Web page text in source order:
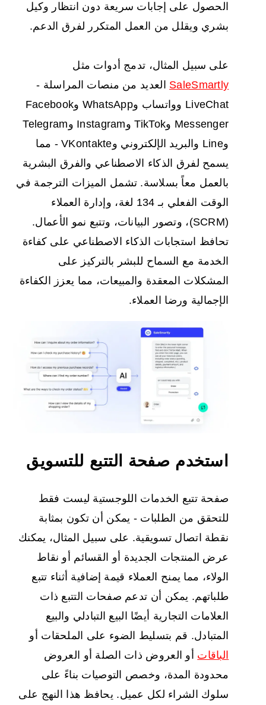
الحصول على إجابات سريعة دون انتظار وكيل
بشري ويقلل من العمل المتكرر لفرق الدعم.
على سبيل المثال، تدمج أدوات مثل
SaleSmartly العديد من منصات المراسلة -
LiveChat وواتساب وWhatsApp وFacebook
Messenger وTikTok وInstagram وTelegram
وLine والبريد الإلكتروني وVKontakte - مما
يسمح لفرق الذكاء الاصطناعي والفرق البشرية
بالعمل معاً بسلاسة. تشمل الميزات الترجمة في
الوقت الفعلي بـ 134 لغة، وإدارة العملاء
(SCRM)، وتصور البيانات، وتتبع نمو الأعمال.
تحافظ استجابات الذكاء الاصطناعي على كفاءة
الخدمة مع السماح للبشر بالتركيز على
المشكلات المعقدة والمبيعات، مما يعزز الكفاءة
الإجمالية ورضا العملاء.
استخدم صفحة التتبع للتسويق
صفحة تتبع الخدمات اللوجستية ليست فقط
للتحقق من الطلبات - يمكن أن تكون بمثابة
نقطة اتصال تسويقية. على سبيل المثال، يمكنك
عرض المنتجات الجديدة أو القسائم أو نقاط
الولاء، مما يمنح العملاء قيمة إضافية أثناء تتبع
طلباتهم. يمكن أن تدعم صفحات التتبع ذات
العلامات التجارية أيضًا البيع التبادلي والبيع
المتبادل. قم بتسليط الضوء على الملحقات أو
الباقات أو العروض ذات الصلة أو العروض
محدودة المدة، وخصص التوصيات بناءً على
سلوك الشراء لكل عميل. يحافظ هذا النهج على